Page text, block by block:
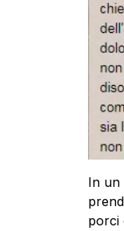
In un
porci